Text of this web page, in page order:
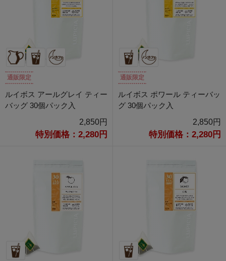
通販限定
ルイボス アールグレイ ティー
バッグ 30個パック入
2,850円
特別価格：2,280円
通販限定
ルイボス ポワール ティーバッ
グ 30個パック入
2,850円
特別価格：2,280円